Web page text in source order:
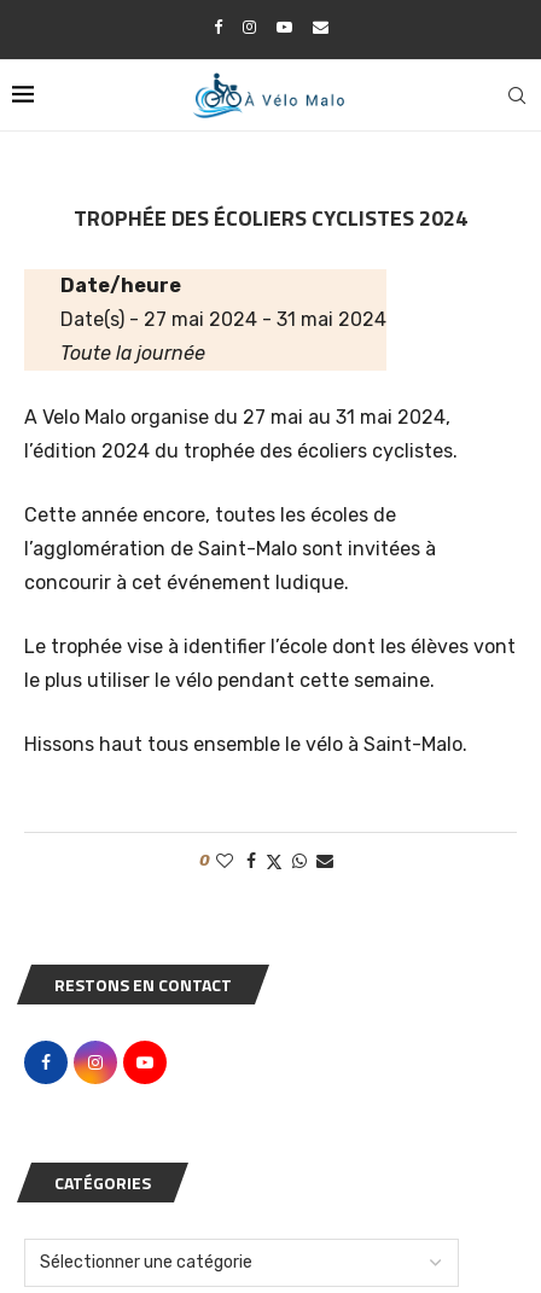
TROPHÉE DES ÉCOLIERS CYCLISTES 2024
Date/heure
Date(s) - 27 mai 2024 - 31 mai 2024
Toute la journée
A Velo Malo organise du 27 mai au 31 mai 2024,
l’édition 2024 du trophée des écoliers cyclistes.
Cette année encore, toutes les écoles de
l’agglomération de Saint-Malo sont invitées à
concourir à cet événement ludique.
Le trophée vise à identifier l’école dont les élèves vont
le plus utiliser le vélo pendant cette semaine.
Hissons haut tous ensemble le vélo à Saint-Malo.
0
RESTONS EN CONTACT
CATÉGORIES